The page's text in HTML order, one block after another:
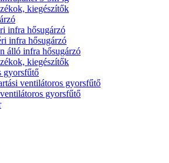
kiegészítők
infra hősugárzó
infra hősugárzó
álló infra hősugárzó
kiegészítők
gyorsfűtő
ventilátoros gyorsfűtő
gyorsfűtő